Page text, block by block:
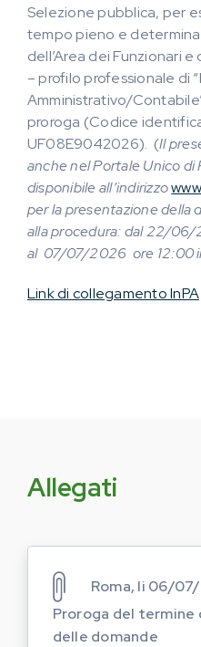
Selezione pubblica, per
tempo pieno e
dell’Area dei Funzionari
– profilo professionale di
Amministrativo/
proroga (Codice
UF08E9042026). (Il
anche nel Portale Unico
disponibile all’indirizzo
per la presentazione della
alla procedura: dal 22/
al 07/07/2026 ore 12:00
Link di collegamento InPA
Allegati
Roma, li 06/
Proroga del termine
delle domande